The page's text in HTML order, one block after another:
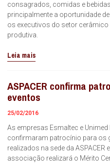
consagrados, comidas e
principalmente a oportunidade
os executivos do setor
produtiva.
Leia mais
ASPACER confirma
eventos
25/02/2016
As empresas Esmaltec e Unimed
confirmaram patrocínio para os
realizados na sede da ASPACER
associação realizará o Mérito